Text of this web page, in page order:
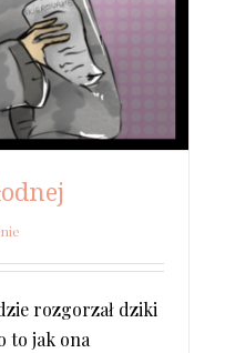
rozgorzał dziki
to jak ona